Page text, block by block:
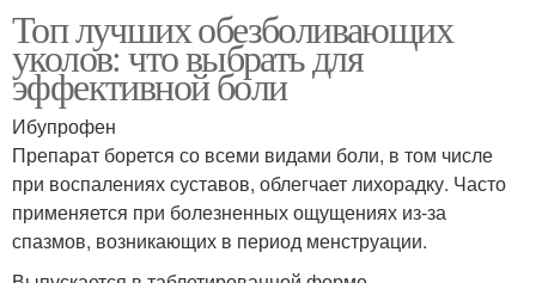
Топ лучших обезболивающих
уколов: что выбрать для
эффективной боли
Ибупрофен
Препарат борется со всеми видами боли, в том числе
при воспалениях суставов, облегчает лихорадку. Часто
применяется при болезненных ощущениях из-за
спазмов, возникающих в период менструации.